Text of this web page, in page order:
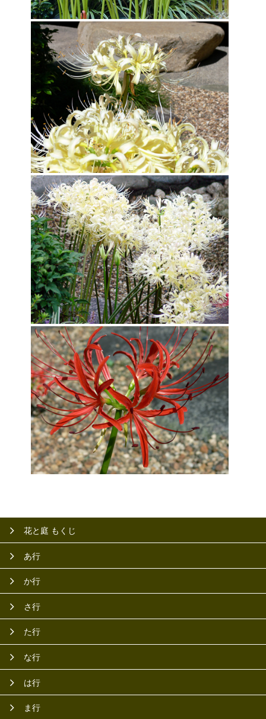
花と庭 もくじ
あ行
か行
さ行
た行
な行
は行
ま行